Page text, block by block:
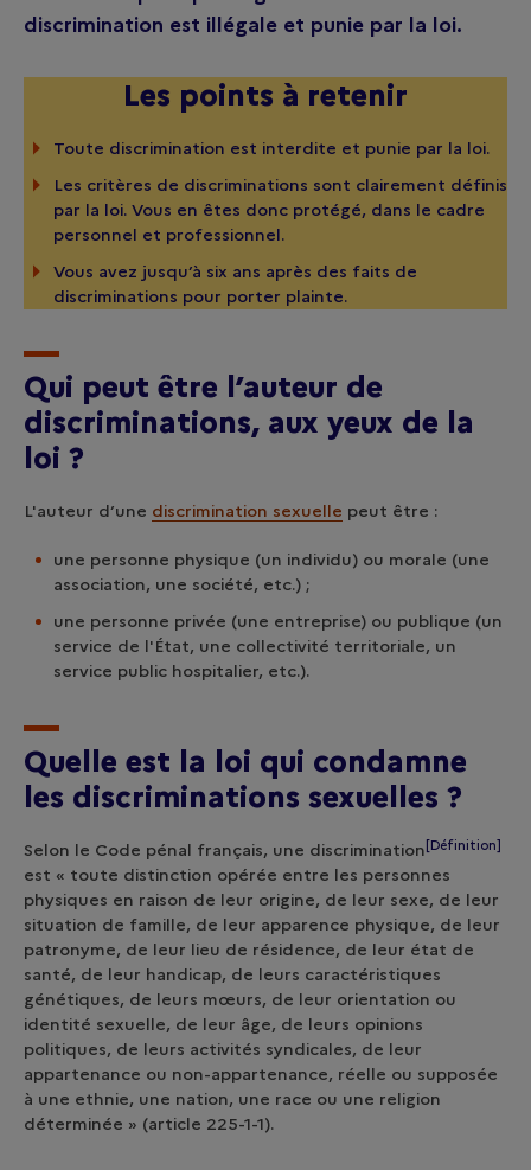
discrimination est illégale et punie par la loi.
Les points à retenir
Toute discrimination est interdite et punie par la loi.
Les critères de discriminations sont clairement définis
par la loi. Vous en êtes donc protégé, dans le cadre
personnel et professionnel.
Vous avez jusqu’à six ans après des faits de
discriminations pour porter plainte.
Qui peut être l’auteur de
discriminations, aux yeux de la
loi ?
L'auteur d’une discrimination sexuelle peut être :
une personne physique (un individu) ou morale (une
association, une société, etc.) ;
une personne privée (une entreprise) ou publique (un
service de l'État, une collectivité territoriale, un
service public hospitalier, etc.).
Quelle est la loi qui condamne
les discriminations sexuelles ?
Selon le Code pénal français, une discrimination [Définition]
est « toute distinction opérée entre les personnes
physiques en raison de leur origine, de leur sexe, de leur
situation de famille, de leur apparence physique, de leur
patronyme, de leur lieu de résidence, de leur état de
santé, de leur handicap, de leurs caractéristiques
génétiques, de leurs mœurs, de leur orientation ou
identité sexuelle, de leur âge, de leurs opinions
politiques, de leurs activités syndicales, de leur
appartenance ou non-appartenance, réelle ou supposée
à une ethnie, une nation, une race ou une religion
déterminée » (article 225-1-1).